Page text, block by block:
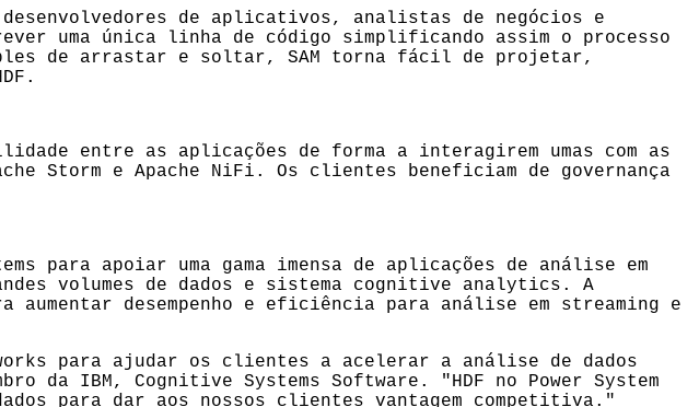
desenvolvedores de aplicativos, analistas de negócios e
uma única linha de código simplificando assim o processo
de arrastar e soltar, SAM torna fácil de projetar,
entre as aplicações de forma a interagirem umas com as
Storm e Apache NiFi. Os clientes beneficiam de governança
para apoiar uma gama imensa de aplicações de análise em
volumes de dados e sistema cognitive analytics. A
aumentar desempenho e eficiência para análise em streaming e
para ajudar os clientes a acelerar a análise de dados
IBM, Cognitive Systems Software. "HDF no Power System
para dar aos nossos clientes vantagem competitiva."